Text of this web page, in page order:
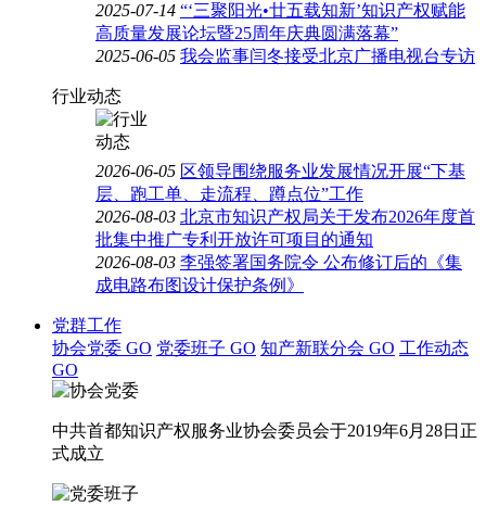
2025-07-14 “‘三聚阳光•廿五载知新’知识产权赋能
高质量发展论坛暨25周年庆典圆满落幕”
2025-06-05 我会监事闫冬接受北京广播电视台专访
行业动态
2026-06-05 区领导围绕服务业发展情况开展“下基
层、跑工单、走流程、蹲点位”工作
2026-08-03 北京市知识产权局关于发布2026年度首
批集中推广专利开放许可项目的通知
2026-08-03 李强签署国务院令 公布修订后的《集
成电路布图设计保护条例》
党群工作
协会党委 GO 党委班子 GO 知产新联分会 GO 工作动态
GO
中共首都知识产权服务业协会委员会于2019年6月28日正
式成立